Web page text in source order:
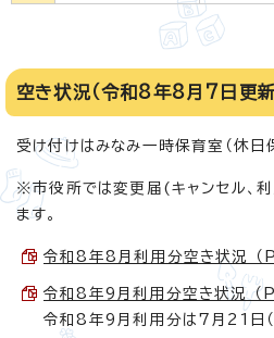
空き状況（令和8年8月7日更新
受け付けはみなみ一時保育室（休日
※市役所では変更届(キャンセル、
ます。
令和8年8月利用分空き状況
令和8年9月利用分空き状況
令和8年9月利用分は7月21日（